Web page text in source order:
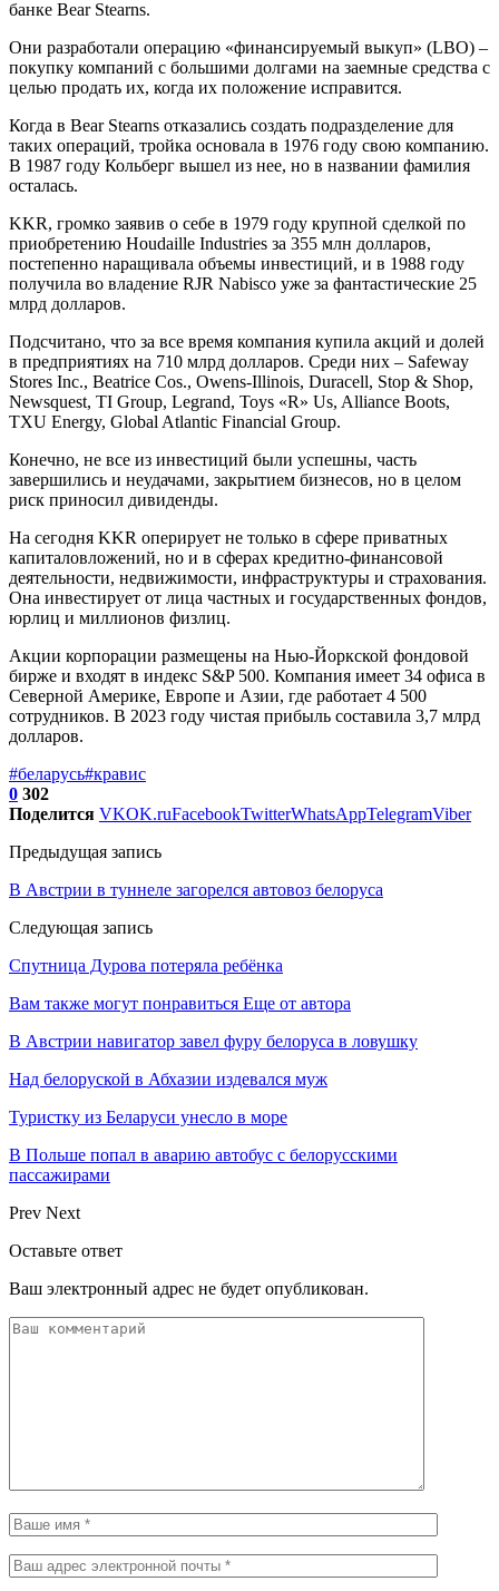
банке Bear Stearns.
Они разработали операцию «финансируемый выкуп» (LBO) –
покупку компаний с большими долгами на заемные средства с
целью продать их, когда их положение исправится.
Когда в Bear Stearns отказались создать подразделение для
таких операций, тройка основала в 1976 году свою компанию.
В 1987 году Кольберг вышел из нее, но в названии фамилия
осталась.
KKR, громко заявив о себе в 1979 году крупной сделкой по
приобретению Houdaille Industries за 355 млн долларов,
постепенно наращивала объемы инвестиций, и в 1988 году
получила во владение RJR Nabisco уже за фантастические 25
млрд долларов.
Подсчитано, что за все время компания купила акций и долей
в предприятиях на 710 млрд долларов. Среди них – Safeway
Stores Inc., Beatrice Cos., Owens-Illinois, Duracell, Stop & Shop,
Newsquest, TI Group, Legrand, Toys «R» Us, Alliance Boots,
TXU Energy, Global Atlantic Financial Group.
Конечно, не все из инвестиций были успешны, часть
завершились и неудачами, закрытием бизнесов, но в целом
риск приносил дивиденды.
На сегодня KKR оперирует не только в сфере приватных
капиталовложений, но и в сферах кредитно-финансовой
деятельности, недвижимости, инфраструктуры и страхования.
Она инвестирует от лица частных и государственных фондов,
юрлиц и миллионов физлиц.
Акции корпорации размещены на Нью-Йоркской фондовой
бирже и входят в индекс S&P 500. Компания имеет 34 офиса в
Северной Америке, Европе и Азии, где работает 4 500
сотрудников. В 2023 году чистая прибыль составила 3,7 млрд
долларов.
#беларусь#кравис
0 302
Поделится VKOK.ruFacebookTwitterWhatsAppTelegramViber
Предыдущая запись
В Австрии в туннеле загорелся автовоз белоруса
Следующая запись
Спутница Дурова потеряла ребёнка
Вам также могут понравиться Еще от автора
В Австрии навигатор завел фуру белоруса в ловушку
Над белоруской в Абхазии издевался муж
Туристку из Беларуси унесло в море
В Польше попал в аварию автобус с белорусскими
пассажирами
Prev Next
Оставьте ответ
Ваш электронный адрес не будет опубликован.